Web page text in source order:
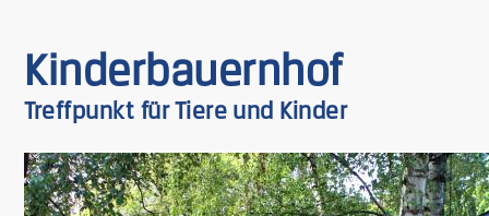
Kinderbauernhof
Treffpunkt für Tiere und Kinder
Bild